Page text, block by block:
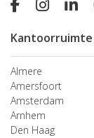
Almere
Amersfoort
Amsterdam
Arnhem
Den Haag